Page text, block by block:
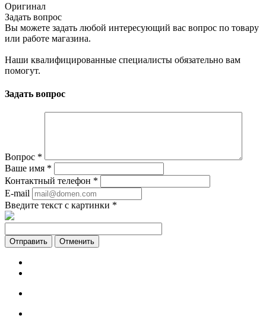
Оригинал
Задать вопрос
Вы можете задать любой интересующий вас вопрос по товару
или работе магазина.
Наши квалифицированные специалисты обязательно вам
помогут.
Задать вопрос
Вопрос *
Ваше имя *
Контактный телефон *
E-mail
Введите текст с картинки *
Отменить